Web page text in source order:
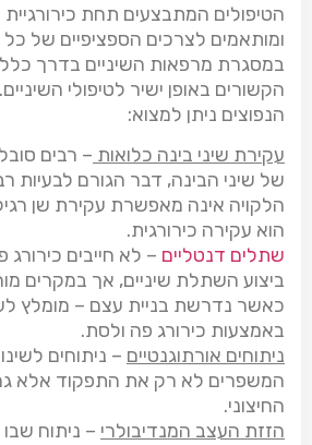
הטיפולים המתבצעים תחת כירורגיית
ומותאמים לצרכים הספציפיים של
במסגרת מרפאות השיניים בדרך כלל
הקשורים באופן ישיר לטיפולי
הנפוצים ניתן למצוא:
עקירת שיני בינה כלואות – רבים
של שיני הבינה, דבר הגורם לבעיות
הלקויה אינה מאפשרת עקירת שן
הוא עקירה כירורגית.
שתלים דנטליים – לא חייבים
ביצוע השתלת שיניים, אך במקרים
כאשר נדרשת בניית עצם – מומלץ
באמצעות כירורג פה ולסת.
ניתוחים אורתוגנטיים – ניתוחים
המשפרים לא רק את התפקוד אלא
החיצוני.
הזזת העצב המנדיבולרי – ניתוח